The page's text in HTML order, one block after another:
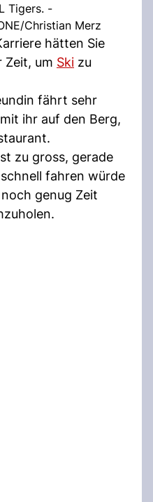
Tigers. -
Christian Merz
hätten Sie
Zeit, um Ski zu
fährt sehr
ihr auf den Berg,
zu gross, gerade
fahren würde
genug Zeit